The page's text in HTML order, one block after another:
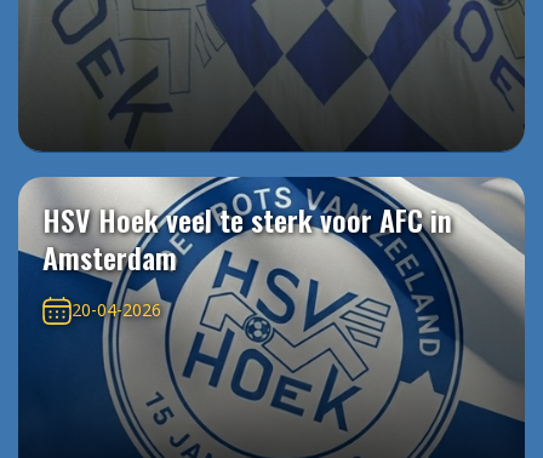
HSV Hoek veel te sterk voor AFC in
Amsterdam
20-04-2026